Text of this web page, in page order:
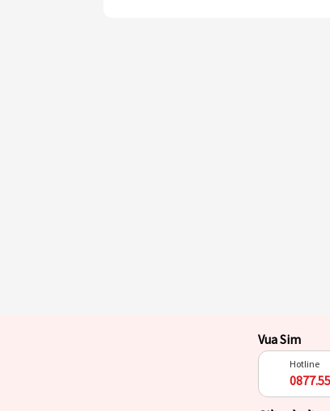
Vua Sim
Hotline